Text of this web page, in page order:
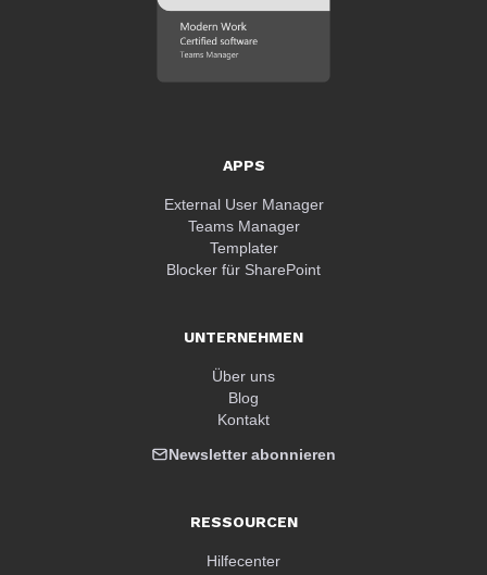
APPS
External User Manager
Teams Manager
Templater
Blocker für SharePoint
UNTERNEHMEN
Über uns
Blog
Kontakt
Newsletter abonnieren
RESSOURCEN
Hilfecenter